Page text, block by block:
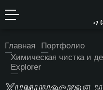
+7
Главная
Портфолио
Химическая чистка и
Explorer